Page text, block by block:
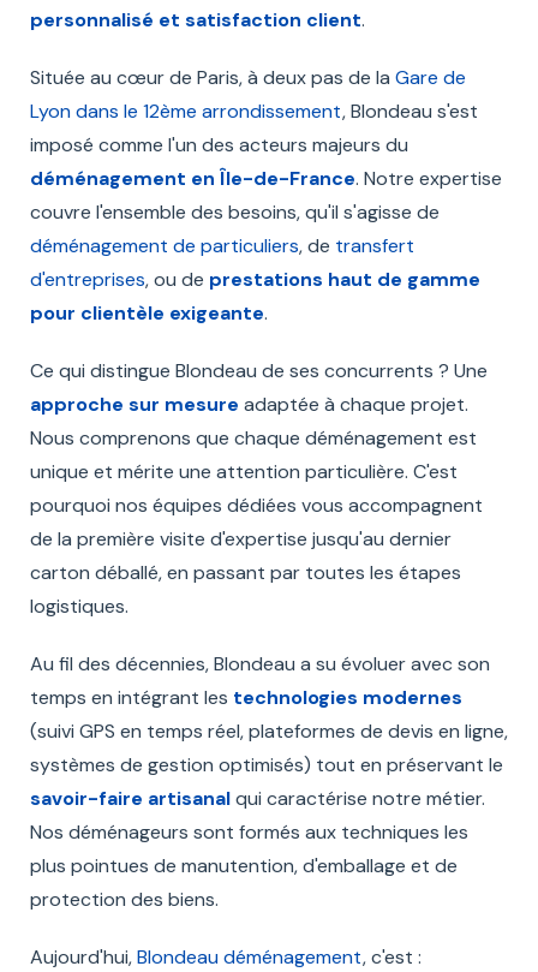
personnalisé et satisfaction client.
Située au cœur de Paris, à deux pas de la Gare de
Lyon dans le 12ème arrondissement, Blondeau s'est
imposé comme l'un des acteurs majeurs du
déménagement en Île-de-France. Notre expertise
couvre l'ensemble des besoins, qu'il s'agisse de
déménagement de particuliers, de transfert
d'entreprises, ou de prestations haut de gamme
pour clientèle exigeante.
Ce qui distingue Blondeau de ses concurrents ? Une
approche sur mesure adaptée à chaque projet.
Nous comprenons que chaque déménagement est
unique et mérite une attention particulière. C'est
pourquoi nos équipes dédiées vous accompagnent
de la première visite d'expertise jusqu'au dernier
carton déballé, en passant par toutes les étapes
logistiques.
Au fil des décennies, Blondeau a su évoluer avec son
temps en intégrant les technologies modernes
(suivi GPS en temps réel, plateformes de devis en ligne,
systèmes de gestion optimisés) tout en préservant le
savoir-faire artisanalqui caractérise notre métier.
Nos déménageurs sont formés aux techniques les
plus pointues de manutention, d'emballage et de
protection des biens.
Aujourd'hui,Blondeau déménagement, c'est :